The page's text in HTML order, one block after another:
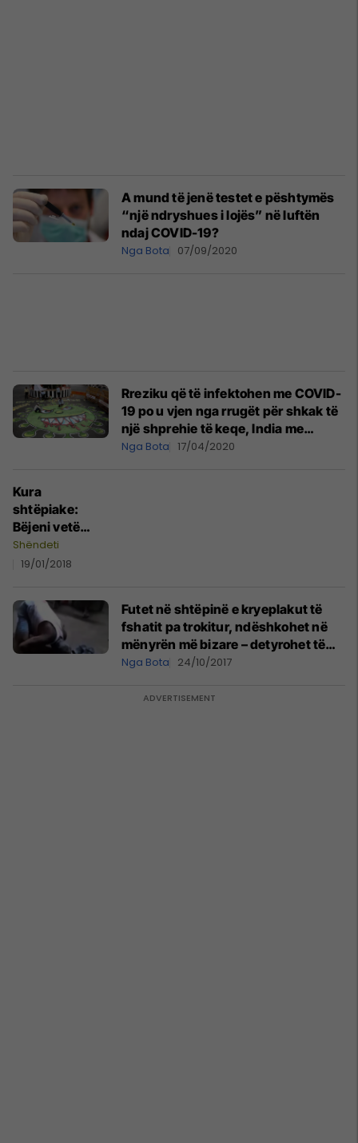
A mund të jenë testet e pështymës
“një ndryshues i lojës” në luftën
ndaj COVID-19?
Nga Bota 07/09/2020
Rreziku që të infektohen me COVID-
19 po u vjen nga rrugët për shkak të
një shprehie të keqe, India me
dënime të ashpra për të gjithë ata që
Nga Bota 17/04/2020
Kura
shtëpiake:
Bëjeni vetë
testin për
Candida
Shëndeti
19/01/2018
Futet në shtëpinë e kryeplakut të
fshatit pa trokitur, ndëshkohet në
mënyrën më bizare – detyrohet të
lëpij pështymën e tij në dysheme
Nga Bota 24/10/2017